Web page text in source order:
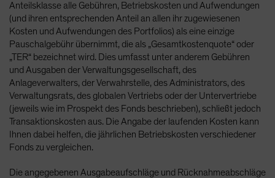
Anteilsklasse alle Gebühren, Betriebskosten und Aufwendungen
(und ihren entsprechenden Anteil an allen ihr zugewiesenen
Kosten und Aufwendungen des Portfolios) als eine einzige
Pauschalgebühr übernimmt, die als „Gesamtkostenquote“ oder
„TER“ bezeichnet wird. Dies umfasst unter anderem Gebühren
und Ausgaben der Verwaltungsgesellschaft, des
Anlageverwalters, der Verwahrstelle, des Administrators, des
Verwaltungsrats, des globalen Vertriebs oder der Untervertriebe
(jeweils wie im Prospekt des Fonds beschrieben), schließt jedoch
Transaktionskosten aus. Die Angabe der laufenden Kosten kann
Ihnen dabei helfen, die jährlichen Betriebskosten verschiedener
Fonds zu vergleichen.
Die angegebenen Ausgabeaufschläge und Rücknahmeabschläge